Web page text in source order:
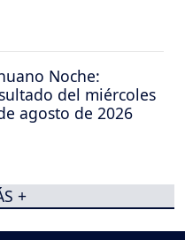
Noche:
del miércoles
agosto de 2026
+